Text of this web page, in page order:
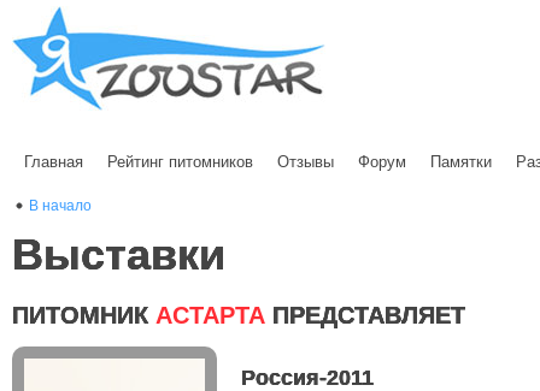
Главная Рейтинг питомников Отзывы Форум Памятки
В начало
Выставки
ПИТОМНИК АСТАРТА ПРЕДСТАВЛЯЕТ
Россия-2011